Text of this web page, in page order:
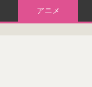
アニメ